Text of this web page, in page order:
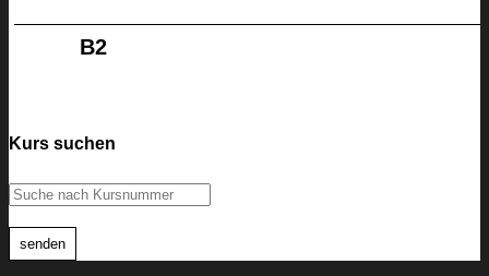
B2
Kurs suchen
senden